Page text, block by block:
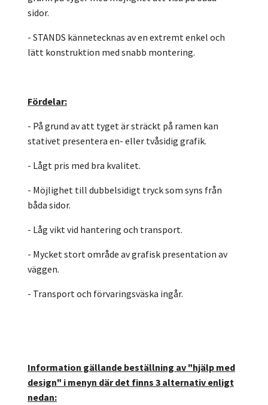
sidor.
- STANDS kännetecknas av en extremt enkel och
lätt konstruktion med snabb montering.
Fördelar:
- På grund av att tyget är sträckt på ramen kan
stativet presentera en- eller tvåsidig grafik.
- Lågt pris med bra kvalitet.
- Möjlighet till dubbelsidigt tryck som syns från
båda sidor.
- Låg vikt vid hantering och transport.
- Mycket stort område av grafisk presentation av
väggen.
- Transport och förvaringsväska ingår.
Information gällande beställning av "hjälp med
design" i menyn där det finns 3 alternativ enligt
nedan: